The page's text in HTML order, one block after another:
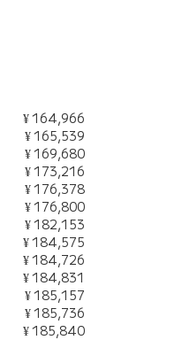
¥ 164,966
¥ 165,539
¥ 169,680
¥ 173,216
¥ 176,378
¥ 176,800
¥ 182,153
¥ 184,575
¥ 184,726
¥ 184,831
¥ 185,157
¥ 185,736
¥ 185,840